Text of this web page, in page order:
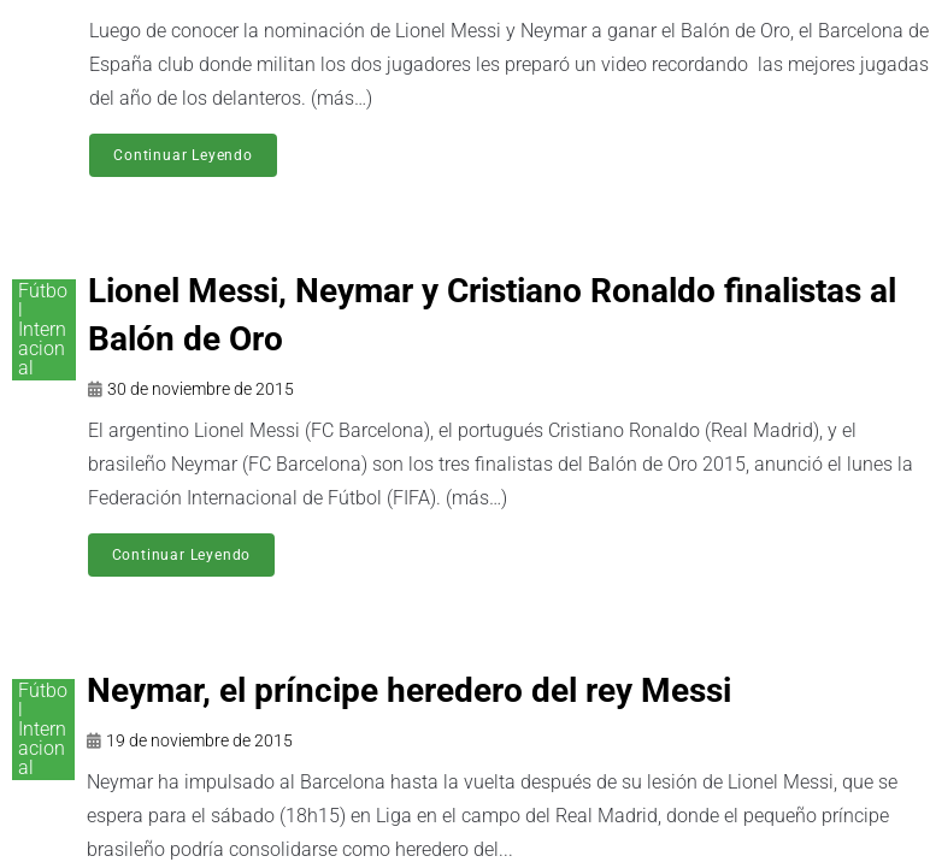
Luego de conocer la nominación de Lionel Messi y Neymar a ganar el Balón de Oro, el Barcelona de
España club donde militan los dos jugadores les preparó un video recordando las mejores jugadas
del año de los delanteros. (más…)
Continuar Leyendo
Fútbo
l
Intern
acion
al
Lionel Messi, Neymar y Cristiano Ronaldo finalistas al
Balón de Oro
30 de noviembre de 2015
El argentino Lionel Messi (FC Barcelona), el portugués Cristiano Ronaldo (Real Madrid), y el
brasileño Neymar (FC Barcelona) son los tres finalistas del Balón de Oro 2015, anunció el lunes la
Federación Internacional de Fútbol (FIFA). (más…)
Continuar Leyendo
Fútbo
l
Intern
acion
al
Neymar, el príncipe heredero del rey Messi
19 de noviembre de 2015
Neymar ha impulsado al Barcelona hasta la vuelta después de su lesión de Lionel Messi, que se
espera para el sábado (18h15) en Liga en el campo del Real Madrid, donde el pequeño príncipe
brasileño podría consolidarse como heredero del...